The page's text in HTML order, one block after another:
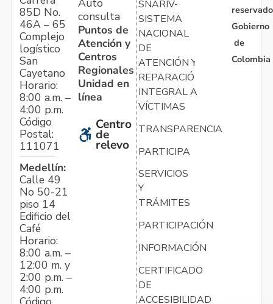
85D No.
46A – 65
Complejo
logístico
San
Cayetano
Horario:
8:00 a.m. –
4:00 p.m.
Código
Postal:
111071
Medellín:
Calle 49
No 50-21
piso 14
Edificio del
Café
Horario:
8:00 a.m. –
12:00 m. y
2:00 p.m. –
4:00 p.m.
Auto
consulta
Puntos de
Atención y
Centros
Regionales
Unidad en
línea
Centro
de
relevo
SNARIV-
SISTEMA
NACIONAL
DE
ATENCIÓN Y
REPARACIÓN
INTEGRAL A
VÍCTIMAS
TRANSPARENCIA
PARTICIPA
SERVICIOS
Y
TRÁMITES
PARTICIPACIÓN
INFORMACIÓN
CERTIFICADO
DE
ACCESIBILIDAD
Gobierno
de
Colombia